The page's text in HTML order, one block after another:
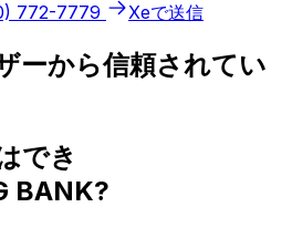
772-7779 Xeで送信
ーから信頼されてい
でき
BANK?